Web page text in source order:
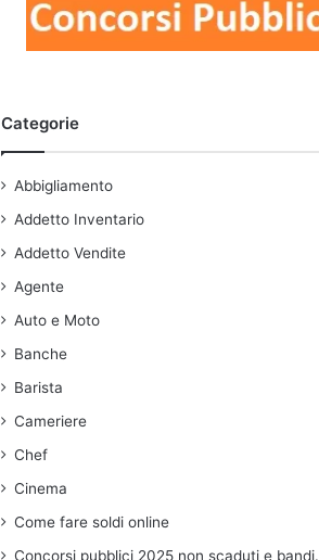
Categorie
Abbigliamento
Addetto Inventario
Addetto Vendite
Agente
Auto e Moto
Banche
Barista
Cameriere
Chef
Cinema
Come fare soldi online
Concorsi pubblici 2025 non scaduti e bandi.